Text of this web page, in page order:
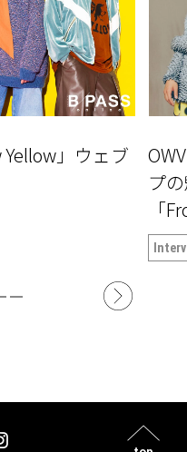
Yellow」ウェブ
プ
「